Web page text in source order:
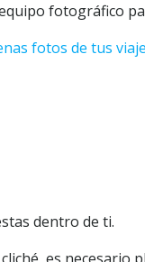
fotográfico
fotos de tus
dentro de ti.